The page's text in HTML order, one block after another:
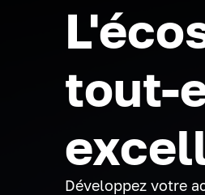
tout-
Développez votre